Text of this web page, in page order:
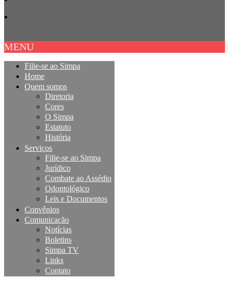
MENU
Filie-se ao Simpa
Home
Quem somos
Diretoria
Cores
O Simpa
Estatuto
História
Serviços
Filie-se ao Simpa
Jurídico
Combate ao Assédio
Odontológico
Leis e Documentos
Convênios
Comunicação
Notícias
Boletins
Simpa TV
Links
Contato